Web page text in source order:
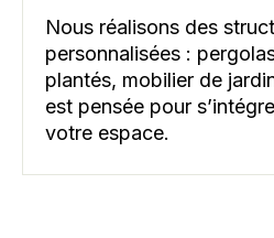
Nous réalisons des
personnalisées :
plantés, mobilier de
est pensée pour
votre espace.